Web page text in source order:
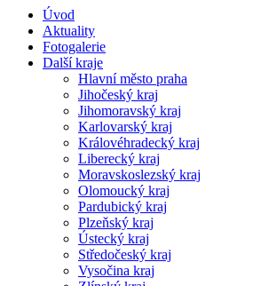
Úvod
Aktuality
Fotogalerie
Další kraje
Hlavní město praha
Jihočeský kraj
Jihomoravský kraj
Karlovarský kraj
Královéhradecký kraj
Liberecký kraj
Moravskoslezský kraj
Olomoucký kraj
Pardubický kraj
Plzeňský kraj
Ústecký kraj
Středočeský kraj
Vysočina kraj